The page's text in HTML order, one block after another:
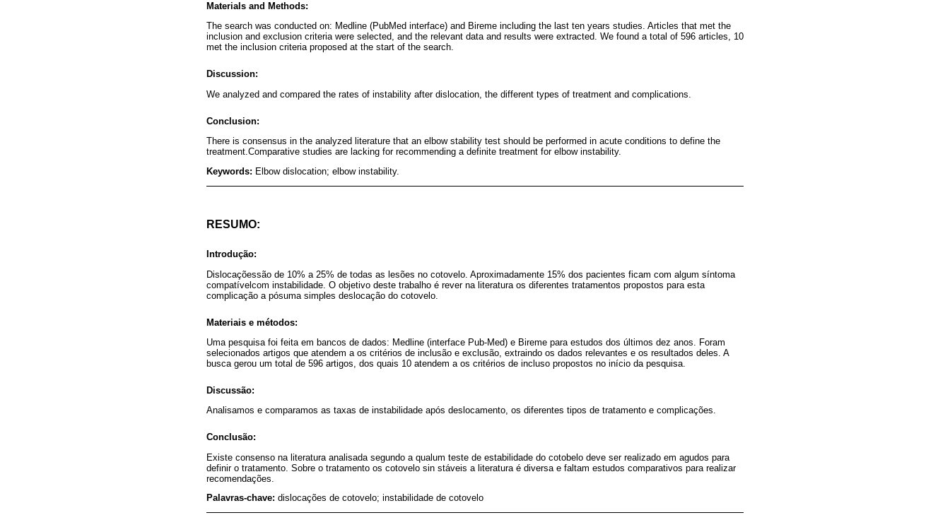
Materials and Methods:
The search was conducted on: Medline (PubMed interface) and Bireme including the last ten years studies. Articles that met the
inclusion and exclusion criteria were selected, and the relevant data and results were extracted. We found a total of 596 articles, 10
met the inclusion criteria proposed at the start of the search.
Discussion:
We analyzed and compared the rates of instability after dislocation, the different types of treatment and complications.
Conclusion:
There is consensus in the analyzed literature that an elbow stability test should be performed in acute conditions to define the
treatment.Comparative studies are lacking for recommending a definite treatment for elbow instability.
Keywords: Elbow dislocation; elbow instability.
RESUMO:
Introdução:
Dislocaçõessão de 10% a 25% de todas as lesões no cotovelo. Aproximadamente 15% dos pacientes ficam com algum síntoma
compatívelcom instabilidade. O objetivo deste trabalho é rever na literatura os diferentes tratamentos propostos para esta
complicação a pósuma simples deslocação do cotovelo.
Materiais e métodos:
Uma pesquisa foi feita em bancos de dados: Medline (interface Pub-Med) e Bireme para estudos dos últimos dez anos. Foram
selecionados artigos que atendem a os critérios de inclusão e exclusão, extraindo os dados relevantes e os resultados deles. A
busca gerou um total de 596 artigos, dos quais 10 atendem a os critérios de incluso propostos no início da pesquisa.
Discussão:
Analisamos e comparamos as taxas de instabilidade após deslocamento, os diferentes tipos de tratamento e complicações.
Conclusão:
Existe consenso na literatura analisada segundo a qualum teste de estabilidade do cotobelo deve ser realizado em agudos para
definir o tratamento. Sobre o tratamento os cotovelo sin stáveis a literatura é diversa e faltam estudos comparativos para realizar
recomendações.
Palavras-chave: dislocações de cotovelo; instabilidade de cotovelo